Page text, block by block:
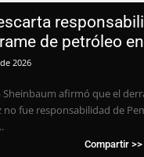
de petróleo
2026
Sheinbaum afirmó que el
no fue responsabilidad de
Compartir >>